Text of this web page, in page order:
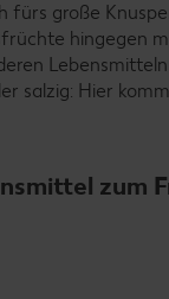
fürs große
hingegen
salzig: Hier
zum